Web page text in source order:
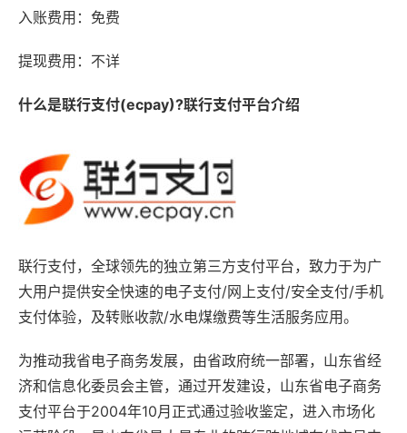
入账费用：免费
提现费用：不详
什么是联行支付(ecpay)?联行支付平台介绍
联行支付，全球领先的独立第三方支付平台，致力于为广
大用户提供安全快速的电子支付/网上支付/安全支付/手机
支付体验，及转账收款/水电煤缴费等生活服务应用。
为推动我省电子商务发展，由省政府统一部署，山东省经
济和信息化委员会主管，通过开发建设，山东省电子商务
支付平台于2004年10月正式通过验收鉴定，进入市场化